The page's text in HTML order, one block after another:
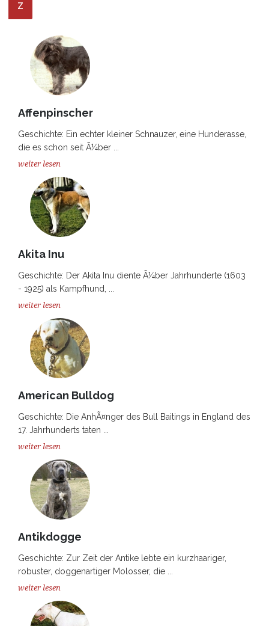
Z
Affenpinscher
Geschichte: Ein echter kleiner Schnauzer, eine Hunderasse,
die es schon seit Ã¼ber ...
weiter lesen
Akita Inu
Geschichte: Der Akita Inu diente Ã¼ber Jahrhunderte (1603
- 1925) als Kampfhund, ...
weiter lesen
American Bulldog
Geschichte: Die AnhÃ¤nger des Bull Baitings in England des
17. Jahrhunderts taten ...
weiter lesen
Antikdogge
Geschichte: Zur Zeit der Antike lebte ein kurzhaariger,
robuster, doggenartiger Molosser, die ...
weiter lesen